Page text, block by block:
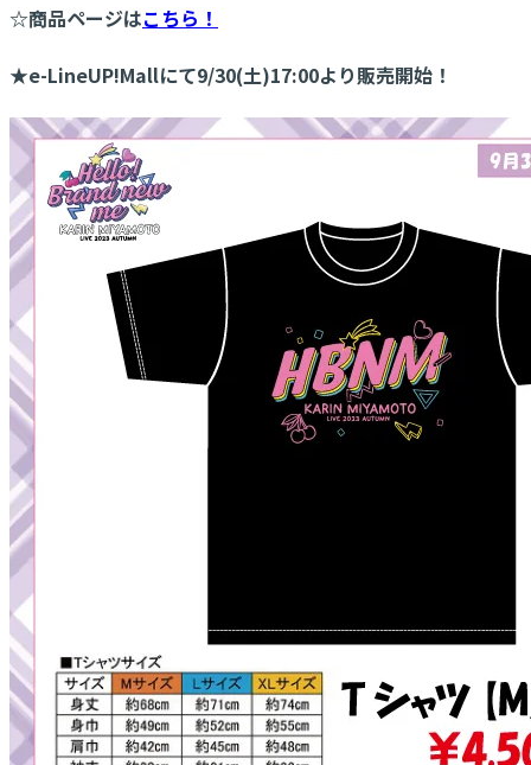
☆商品ページはこちら！
★e-LineUP!Mallにて9/30(土)17:00より販売開始！